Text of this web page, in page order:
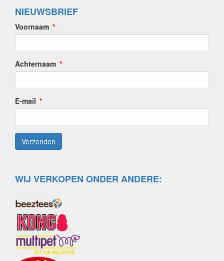
NIEUWSBRIEF
Voornaam
Achternaam
E-mail
WIJ VERKOPEN ONDER ANDERE: